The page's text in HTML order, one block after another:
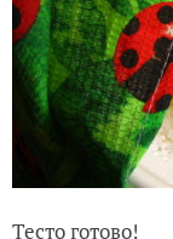
Тесто готово!